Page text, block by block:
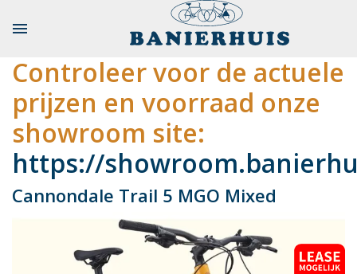

Controleer voor de actuele
prijzen en voorraad onze
showroom site:
https://
Cannondale Trail 5 MGO Mixed